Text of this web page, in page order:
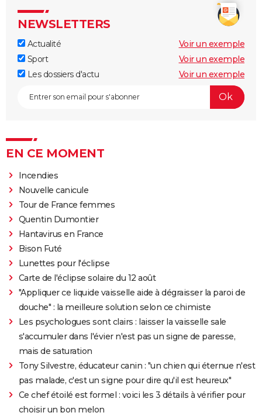
NEWSLETTERS
Actualité
Voir un exemple
Sport
Voir un exemple
Les dossiers d'actu
Voir un exemple
EN CE MOMENT
Incendies
Nouvelle canicule
Tour de France femmes
Quentin Dumontier
Hantavirus en France
Bison Futé
Lunettes pour l'éclipse
Carte de l'éclipse solaire du 12 août
"Appliquer ce liquide vaisselle aide à dégraisser la paroi de
douche" : la meilleure solution selon ce chimiste
Les psychologues sont clairs : laisser la vaisselle sale
s'accumuler dans l'évier n'est pas un signe de paresse,
mais de saturation
Tony Silvestre, éducateur canin : "un chien qui éternue n'est
pas malade, c'est un signe pour dire qu'il est heureux"
Ce chef étoilé est formel : voici les 3 détails à vérifier pour
choisir un bon melon